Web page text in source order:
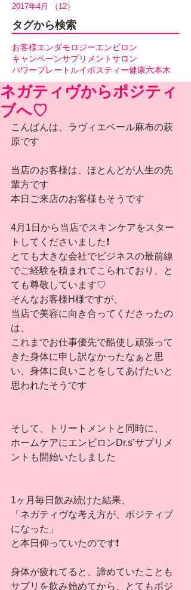
2017年4月
（12）
タグから検索
お客様エンダモロジーエンビロン
キャンペーンサプリメントサロン
パワープレート ルイボスティー健康六本木
ネガティヴからポジティ
ブへ♡
こんばんは、ラヴィエベール麻布の萩
原です
当店のお客様は、ほとんどが人生の先
輩方です
本日ご来店のお客様もそうです
4月1日から当店でスキンケアをスター
トしてくださいました❗️
とても大きな会社でビジネスの最前線
でご経験を積まれてこられており、と
ても尊敬しています♡
そんなお客様H様ですが、
当店で美容に向き合ってくださったの
は、
これまでお仕事優先で酷使し頑張って
きた身体に申し訳なかったなぁと思
い、身体に良いことをしてあげたいと
思われたそうです
そして、トリートメントと同時に、
ホームケアにエンビロンDr.s’サプリメ
ントも開始いたしました
1ヶ月毎日飲み続けた結果、
「ネガティヴな考え方が、ポジティブ
になった」
と本日仰っていたのです❗️
身体が疲れてると、諦めていたことも
サプリを飲み始めてから、とてもポジ